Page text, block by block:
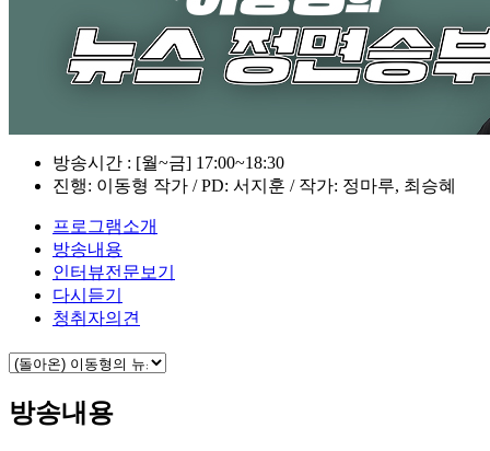
방송시간 : [월~금] 17:00~18:30
진행: 이동형 작가 / PD: 서지훈 / 작가: 정마루, 최승혜
프로그램소개
방송내용
인터뷰전문보기
다시듣기
청취자의견
방송내용